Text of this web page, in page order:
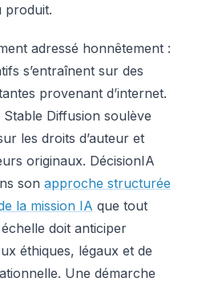
produit.
adressé honnêtement :
s’entraînent sur des
provenant d’internet.
Diffusion soulève
les droits d’auteur et
originaux. DécisionIA
son approche structurée
la mission IA que tout
doit anticiper
éthiques, légaux et de
Une démarche